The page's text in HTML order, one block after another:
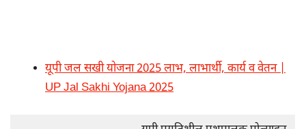
यूपी जल सखी योजना 2025 लाभ, लाभार्थी, कार्य व वेतन |
UP Jal Sakhi Yojana 2025